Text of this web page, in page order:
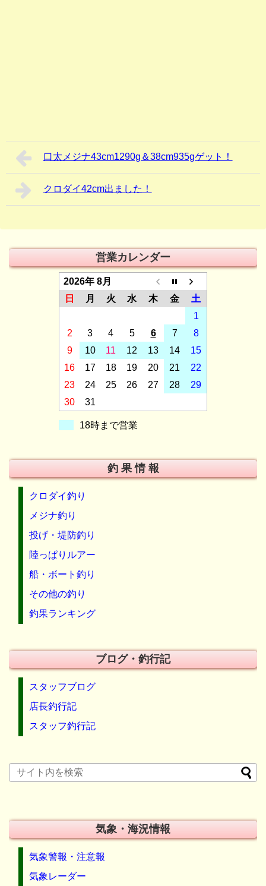
口太メジナ43cm1290g＆38cm935gゲット！
クロダイ42cm出ました！
営業カレンダー
2026年 8月
日
月 火 水 木 金
土
1
2
3 4 5 6 7
8
9
10 11 12 13 14
15
16
17 18 19 20 21
22
23
24 25 26 27 28
29
30
31
18時まで営業
釣 果 情 報
クロダイ釣り
メジナ釣り
投げ・堤防釣り
陸っぱりルアー
船・ボート釣り
その他の釣り
釣果ランキング
ブログ・釣行記
スタッフブログ
店長釣行記
スタッフ釣行記
気象・海況情報
気象警報・注意報
気象レーダー